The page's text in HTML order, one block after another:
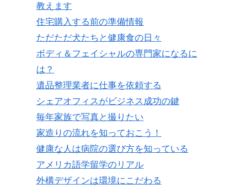
教えます
住宅購入する前の準備情報
ただただ犬たちと健康食の日々
ボディ＆フェイシャルの専門家になるに
は？
遺品整理業者に仕事を依頼する
シェアオフィスがビジネス成功の鍵
毎年家族で写真と撮りたい
家造りの流れを知っておこう！
健康な人は病院の選び方を知っている
アメリカ語学留学のリアル
外構デザインは環境にこだわる